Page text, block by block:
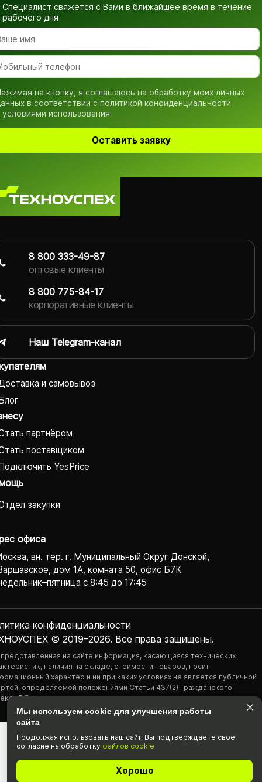
Специалист свяжется с Вами в ближайшее время в течение
рабочего дня
на кнопку, я соглашаюсь на обработку моих личных
в соответствии с политикой конфиденциальности
условиями использования
Оставить заявку
и самовывоз
партнёром
поставщиком
YesPrice
закупки
офиса
вн. тер. г. Муниципальный Округ Донской,
дом 1А, комната 50, офис Б7К
с 8:45 до 17:45
© 2019–2026. Все права защищены.
конфиденциаль­ности
на сайте информация, касающаяся технических
наличия на складе, стоимости товаров, носит
характер и ни при каких условиях не является публичной
определяемой положениями Статьи 437(2) Гражданского
РФ.
8 800 333-49-87
оптовые клиенты
8 800 775-84-17
корпоративные клиенты
Наш Telegram-канал
Мы используем cookie для улучшения работы
сайта
Продолжая использовать наш cайт, Вы подтвержда­ете свое
согласие на обработку файлов cookie
Хорошо